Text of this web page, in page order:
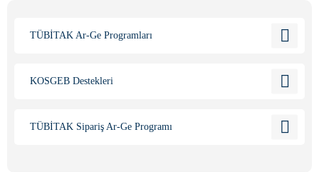
TÜBİTAK Ar-Ge Programları
KOSGEB Destekleri
TÜBİTAK Sipariş Ar-Ge Programı